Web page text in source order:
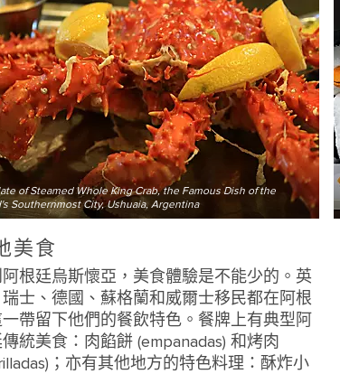
of Steamed Whole King Crab, the Famous Dish of the
Southernmost City, Ushuaia, Argentina
美食
根廷烏斯懷亞，美食體驗是不能少的。英
瑞士、德國、蘇格蘭和威爾士移民都在阿根
帶留下他們的餐飲特色。餐牌上有典型阿
統美食：肉餡餅 (empanadas) 和烤肉
；亦有其他地方的特色料理：酥炸小